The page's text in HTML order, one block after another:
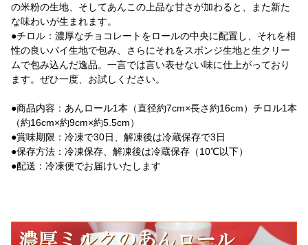
の米粉の生地、そしてあんこの上品な甘さが加わると、また新た
な味わいが生まれます。
●チロル：濃厚なチョコレートをロールの中央に配置し、それを相
性の良いパイ生地で包み、さらにそれをスポンジ生地と生クリー
ムで包み込んだ逸品。一言では言い表せない味に仕上がっており
ます。ぜひ一度、お試しください。
●商品内容：あんロール1本（直径約7cm×長さ約16cm）チロル1本
（約16cm×約9cm×約5.5cm）
●賞味期限：冷凍で30日、解凍後は冷蔵保存で3日
●保存方法：冷凍保存、解凍後は冷蔵保存（10℃以下）
●配送：冷凍便でお届けいたします